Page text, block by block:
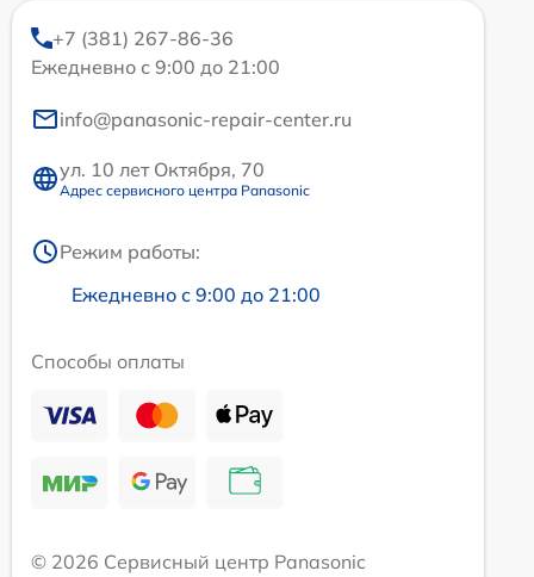
+7 (381) 267-86-36
Ежедневно с 9:00 до 21:00
info@panasonic-repair-center.ru
ул. 10 лет Октября, 70
Адрес сервисного центра Panasonic
Режим работы:
Ежедневно с 9:00 до 21:00
Способы оплаты
© 2026 Сервисный центр Panasonic